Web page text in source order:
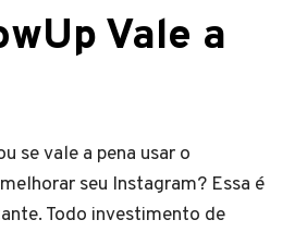
Vale a
se vale a pena usar o
seu Instagram? Essa é
Todo investimento de